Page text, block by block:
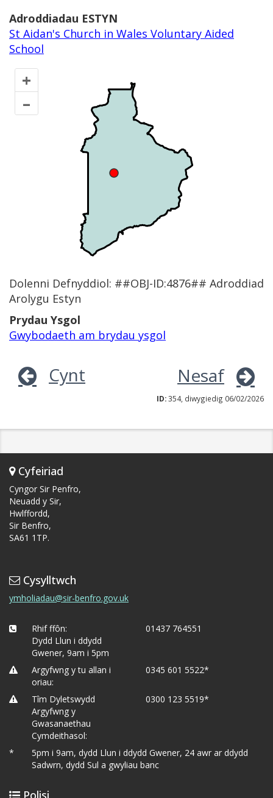
Adroddiadau ESTYN
St Aidan's Church in Wales Voluntary Aided
School
+
–
Dolenni Defnyddiol: ##OBJ-ID:4876## Adroddiad
Arolygu Estyn
Prydau Ysgol
Gwybodaeth am brydau ysgol
Cynt Nesaf
ID:354, diwygiedig 06/02/2026
Cyfeiriad
Cyngor Sir Penfro,
Neuadd y Sir,
Hwlffordd,
Sir Benfro,
SA61 1TP.
Cysylltwch
ymholiadau@sir-benfro.gov.uk
Rhif ffôn:
Dydd Llun i ddydd
Gwener, 9am i 5pm
01437 764551
Argyfwng y tu allan i
oriau:
0345 601 5522*
Tîm Dyletswydd
Argyfwng y
Gwasanaethau
Cymdeithasol:
0300 123 5519*
*
5pm i 9am, dydd Llun i ddydd Gwener, 24 awr ar ddydd
Sadwrn, dydd Sul a gwyliau banc
Polisi